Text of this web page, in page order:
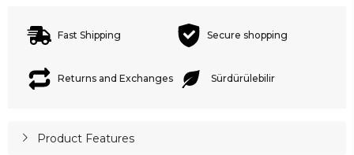
Fast Shipping Secure shopping
Returns and Exchanges Sürdürülebilir
Product Features